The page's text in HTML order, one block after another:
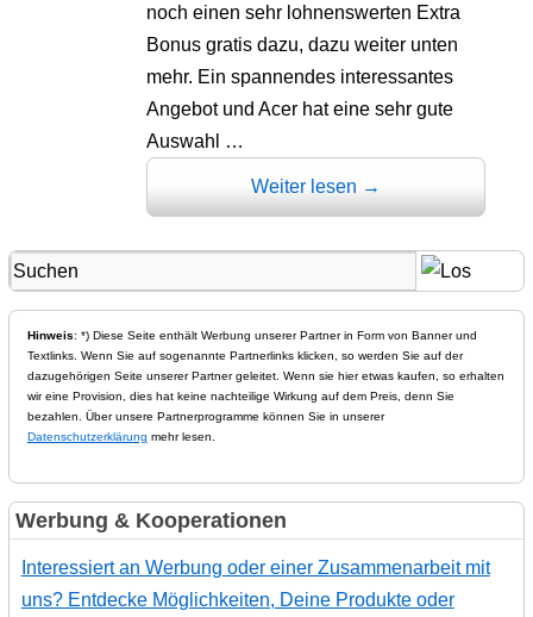
noch einen sehr lohnenswerten Extra
Bonus gratis dazu, dazu weiter unten
mehr. Ein spannendes interessantes
Angebot und Acer hat eine sehr gute
Auswahl …
Weiter lesen →
Hinweis: *) Diese Seite enthält Werbung unserer Partner in Form von Banner und
Textlinks. Wenn Sie auf sogenannte Partnerlinks klicken, so werden Sie auf der
dazugehörigen Seite unserer Partner geleitet. Wenn sie hier etwas kaufen, so erhalten
wir eine Provision, dies hat keine nachteilige Wirkung auf dem Preis, denn Sie
bezahlen. Über unsere Partnerprogramme können Sie in unserer
Datenschutzerklärung mehr lesen.
Werbung & Kooperationen
Interessiert an Werbung oder einer Zusammenarbeit mit
uns? Entdecke Möglichkeiten, Deine Produkte oder